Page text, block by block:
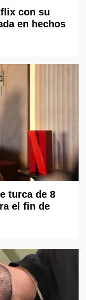
con su
en hechos
turca de 8
el fin de